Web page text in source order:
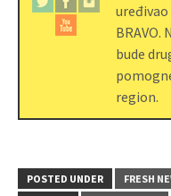
BRAVO.
bude
region.
POSTED UNDER FRESH